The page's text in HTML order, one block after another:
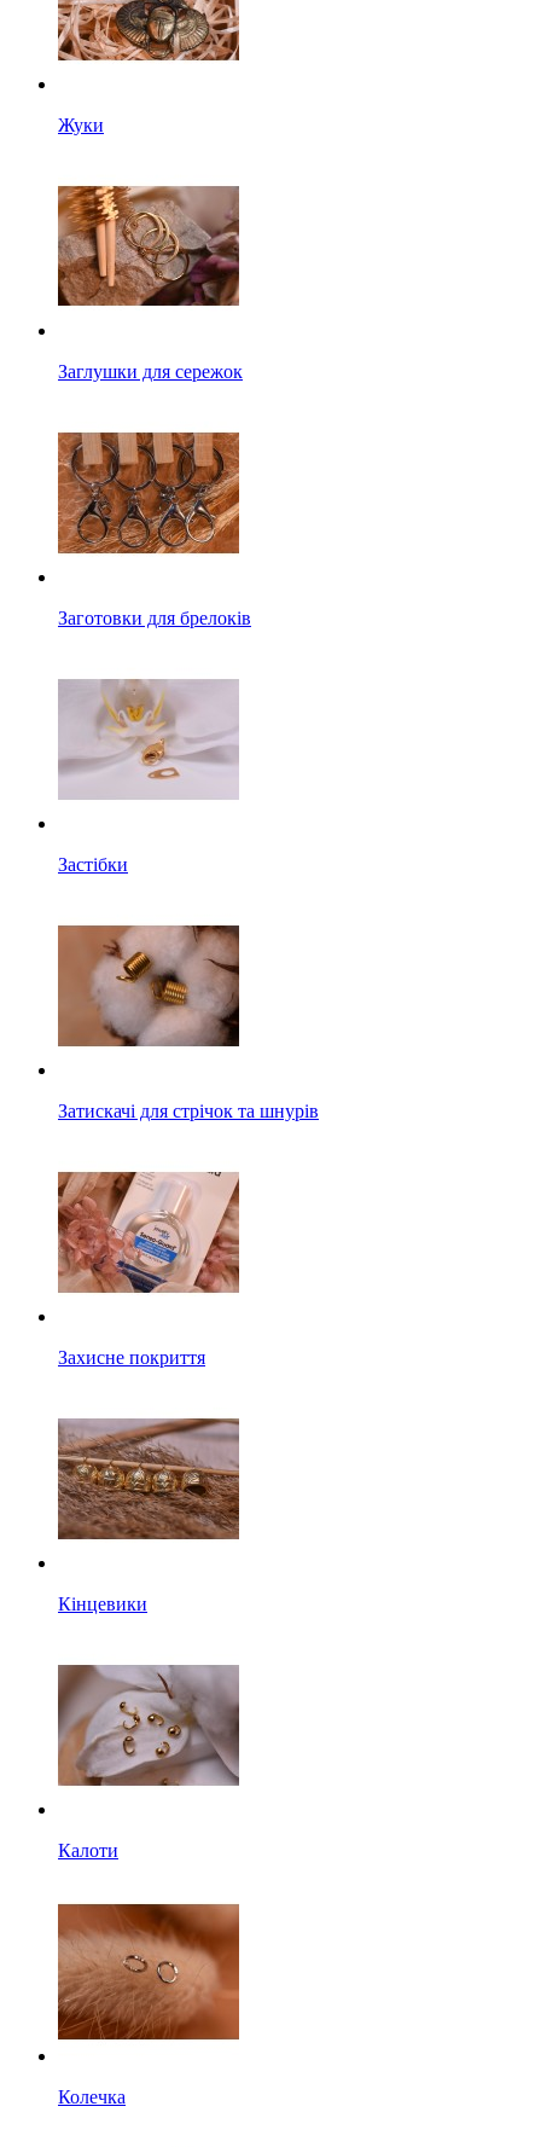
Жуки
Заглушки для сережок
Заготовки для брелоків
Застібки
Затискачі для стрічок та шнурів
Захисне покриття
Кінцевики
Калоти
Колечка